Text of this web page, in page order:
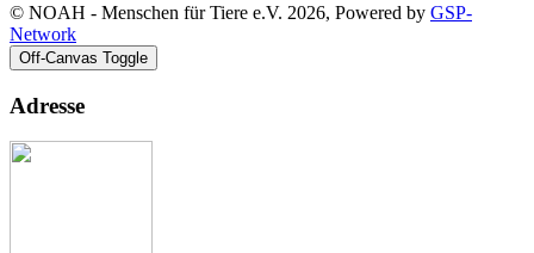
© NOAH - Menschen für Tiere e.V. 2026, Powered by GSP-
Network
Off-Canvas Toggle
Adresse